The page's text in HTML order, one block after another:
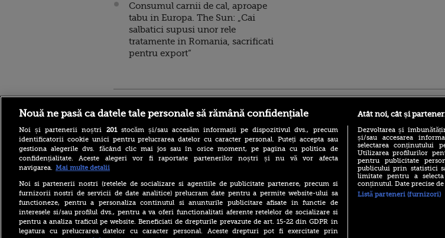
Consumul carnii de cal, aproape
tabu in Europa. The Sun: „Cai
salbatici supusi unor rele
tratamente in Romania, sacrificati
pentru export”
negre” ia amploare în Rusia.
„Găsește-ți un soldat și când
va fi ucis vei primi 8
milioane de ruble”
Aflat în SUA, ministrul
britanic de Externe a evitat
(P) Descoperă Lumea
Evenimentelor din România
Nouă ne pasă ca datele tale personale să rămână confidențiale
Noi și partenerii noștri 201stocăm și/sau accesăm informații pe dispozitivul dvs., precum
identificatorii cookie unici pentru prelucrarea datelor cu caracter personal. Puteți accepta sau
gestiona alegerile dvs. făcând clic mai jos sau în orice moment, pe pagina cu politica de
confidențialitate. Aceste alegeri vor fi raportate partenerilor noștri și nu vă vor afecta
navigarea. Mai multe detalii
Noi si partenerii nostri (retelele de socializare si agentiile de publicitate partenere, precum si
furnizorii nostri de servicii de date analitice) prelucram date pentru a permite website-ului sa
functioneze, pentru a personaliza continutul si anunturile publicitare afisate in functie de
interesele si/sau profilul dvs., pentru a va oferi functionalitati aferente retelelor de socializare si
pentru a analiza traficul pe website. Beneficiati de drepturile prevazute de art. 15-22 din GDPR in
legatura cu prelucrarea datelor cu caracter personal. Aceste drepturi pot fi exercitate prin
Atât noi, cât și
Dezvoltarea și
și/sau accesarea
selectarea conținutului
Utilizarea profilurilor
pentru publicitate
publicului prin statistici
limitate pentru a
conținutul. Date precise
Listă parteneri (furnizori)